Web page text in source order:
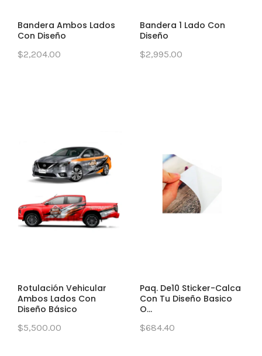
Bandera Ambos Lados
Con Diseño
$2,204.00
Bandera 1 Lado Con
Diseño
$2,995.00
Rotulación Vehicular
Ambos Lados Con
Diseño Básico
$5,500.00
Paq. De10 Sticker-Calca
Con Tu Diseño Basico
O...
$684.40